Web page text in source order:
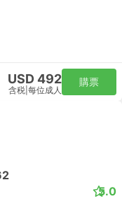
USD 492
含税 每位成人
購票
5.0